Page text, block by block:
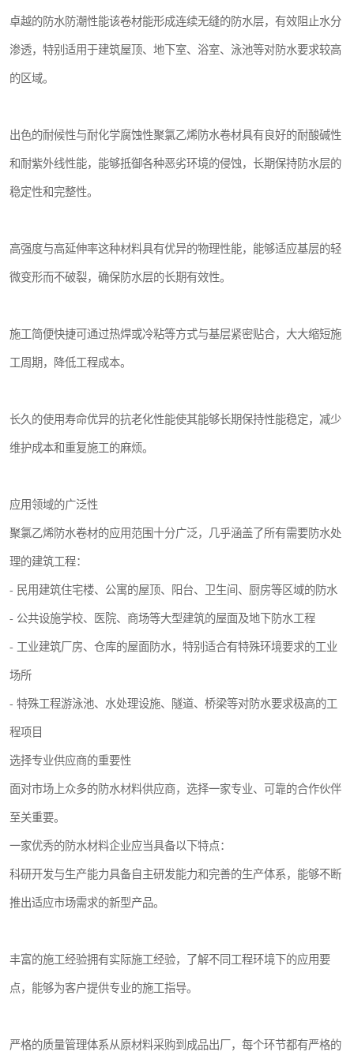
卓越的防水防潮性能该卷材能形成连续无缝的防水层，有效阻止水分
渗透，特别适用于建筑屋顶、地下室、浴室、泳池等对防水要求较高
的区域。
出色的耐候性与耐化学腐蚀性聚氯乙烯防水卷材具有良好的耐酸碱性
和耐紫外线性能，能够抵御各种恶劣环境的侵蚀，长期保持防水层的
稳定性和完整性。
高强度与高延伸率这种材料具有优异的物理性能，能够适应基层的轻
微变形而不破裂，确保防水层的长期有效性。
施工简便快捷可通过热焊或冷粘等方式与基层紧密贴合，大大缩短施
工周期，降低工程成本。
长久的使用寿命优异的抗老化性能使其能够长期保持性能稳定，减少
维护成本和重复施工的麻烦。
应用领域的广泛性
聚氯乙烯防水卷材的应用范围十分广泛，几乎涵盖了所有需要防水处
理的建筑工程：
- 民用建筑住宅楼、公寓的屋顶、阳台、卫生间、厨房等区域的防水
- 公共设施学校、医院、商场等大型建筑的屋面及地下防水工程
- 工业建筑厂房、仓库的屋面防水，特别适合有特殊环境要求的工业
场所
- 特殊工程游泳池、水处理设施、隧道、桥梁等对防水要求极高的工
程项目
选择专业供应商的重要性
面对市场上众多的防水材料供应商，选择一家专业、可靠的合作伙伴
至关重要。
一家优秀的防水材料企业应当具备以下特点：
科研开发与生产能力具备自主研发能力和完善的生产体系，能够不断
推出适应市场需求的新型产品。
丰富的施工经验拥有实际施工经验，了解不同工程环境下的应用要
点，能够为客户提供专业的施工指导。
严格的质量管理体系从原材料采购到成品出厂，每个环节都有严格的